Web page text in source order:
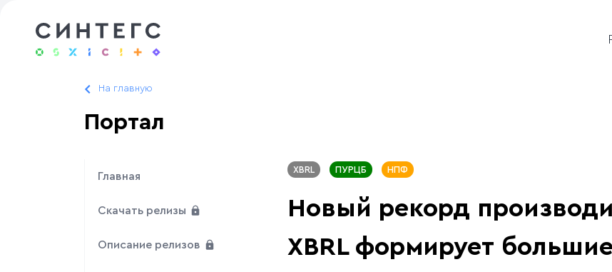
На главную
Портал
Главная
Скачать релизы
Описание релизов
XBRL ПУРЦБ НПФ
Новый рекорд
XBRL формирует